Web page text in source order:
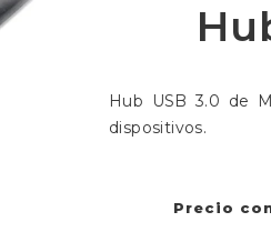
Hub USB 3.0 de
dispositivos.
Precio